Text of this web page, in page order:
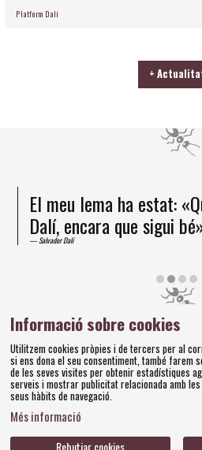
Platform Dalí
+
El meu lema ha estat:
Dalí, encara que sigui
Salvador Dalí
Figueres
Tel. 972 677 520 |
Sitemap | Avís Legal
Contacteu | Bases concursos
Informació sobre cookies
Utilitzem cookies pròpies i de tercers per al
si ens dona el seu consentiment, també farem
de les seves visites per obtenir estadístiques
serveis i mostrar publicitat relacionada amb
seus hàbits de navegació.
Més informació
Rebutjar cookies